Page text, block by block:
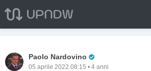
Paolo Nardovino
05 aprile 2022 08:15 • 4 anni